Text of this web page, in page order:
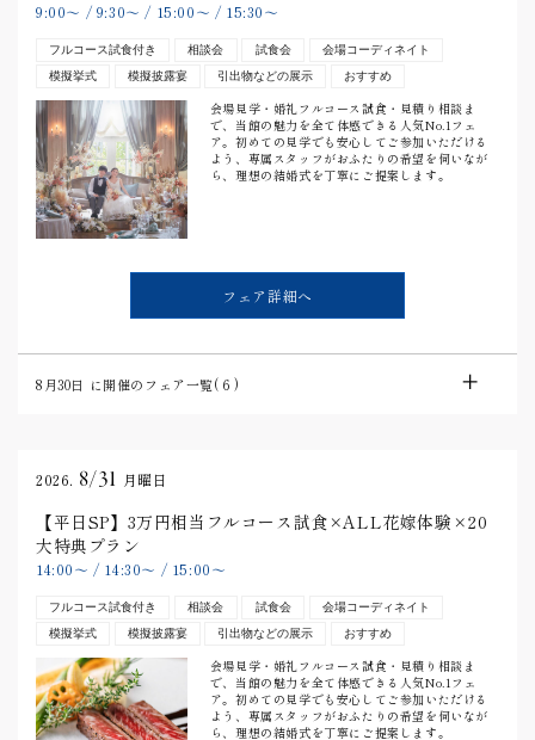
9:00〜 / 9:30〜 / 15:00〜 / 15:30〜
フルコース試食付き 相談会 試食会
会場コーディネイト
模擬挙式
模擬披露宴 引出物などの展示 おすすめ
会場見学・婚礼フルコース試食・見積り相談ま
で、当館の魅力を全て体感できる人気No.1フェ
ア。初めての見学でも安心してご参加いただける
よう、専属スタッフがおふたりの希望を伺いなが
ら、理想の結婚式を丁寧にご提案します。
フェア詳細へ
8月30日 に開催のフェア一覧(6 )
2026. 8/31 月曜日
【平日SP】3万円相当フルコース試食×ALL花嫁体験×20
大特典プラン
14:00〜 / 14:30〜 / 15:00〜
フルコース試食付き 相談会 試食会
会場コーディネイト
模擬挙式
模擬披露宴 引出物などの展示 おすすめ
会場見学・婚礼フルコース試食・見積り相談ま
で、当館の魅力を全て体感できる人気No.1フェ
ア。初めての見学でも安心してご参加いただける
よう、専属スタッフがおふたりの希望を伺いなが
ら、理想の結婚式を丁寧にご提案します。